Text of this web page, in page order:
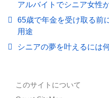
アルバイトでシニア女性
65歳で年金を受け取る前
用途
シニアの夢を叶えるには
このサイトについて